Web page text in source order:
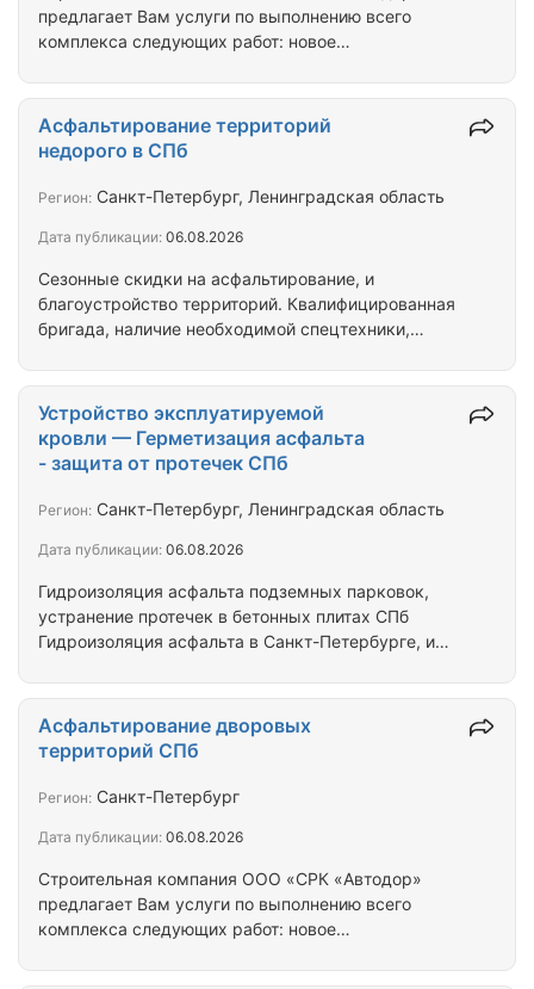
предлагает Вам услуги по выполнению всего
комплекса следующих работ: новое
автомобильных дорог, и дворовых территорий.
Благоустройство территорий: устройство
проездов, пешеходных дорожек и площадок из
асфальтобетонных смесей, тротуарной плитки и
спортивных сооружений; озеленение территорий
Сезонные скидки на асфальтирование, и
благоустройство территорий. Квалифицированная
бригада, наличие необходимой спецтехники,
благоустройством территорий в Санкт-
Петербурге, и Ленинградской области. У нас
работают только квалифицированные специалисты
с подтвержденным опытом. Получите высокое
качество за приемлемую цену. Посредникам
Асфальтирование территорий
недорого в СПб
Регион: Санкт-Петербург, Ленинградская область
Дата публикации: 06.08.2026
Гидроизоляция асфальта подземных парковок,
устранение протечек в бетонных плитах СПб
Гидроизоляция асфальта в Санкт-Петербурге, и
асфальта не существует. Само слово
гидроизоляция подразумевает предотвращение
попадание влаги из вне в структуру поверхности.
Асфальт, как известно, является финишным
периодически необходимо обслуживать
Устройство эксплуатируемой
кровли — Герметизация асфальта
- защита от протечек СПб
Регион: Санкт-Петербург, Ленинградская область
Дата публикации: 06.08.2026
Строительная компания ООО «СРК «Автодор»
предлагает Вам услуги по выполнению всего
комплекса следующих работ: новое
Асфальтирование дворовых
территорий СПб
Регион: Санкт-Петербург
Дата публикации: 06.08.2026